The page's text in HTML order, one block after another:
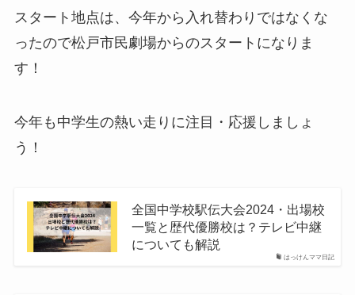
スタート地点は、今年から入れ替わりではなくな
ったので松戸市民劇場からのスタートになりま
す！
今年も中学生の熱い走りに注目・応援しましょ
う！
はっけんママ日記
全国中学校駅伝大会2024・出場校
一覧と歴代優勝校は？テレビ中継
についても解説